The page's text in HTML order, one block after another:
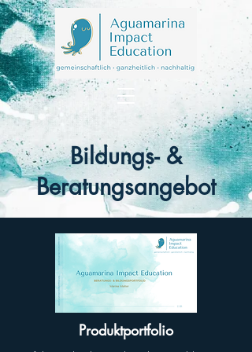
Bildungs- &
Beratungsangebot
Produktportfolio